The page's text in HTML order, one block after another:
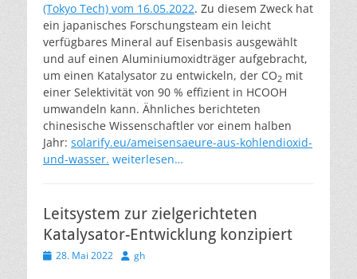
(Tokyo Tech) vom 16.05.2022. Zu diesem Zweck hat
ein japanisches Forschungsteam ein leicht
verfügbares Mineral auf Eisenbasis ausgewählt
und auf einen Aluminiumoxidträger aufgebracht,
um einen Katalysator zu entwickeln, der CO2 mit
einer Selektivität von 90 % effizient in HCOOH
umwandeln kann. Ähnliches berichteten
chinesische Wissenschaftler vor einem halben
Jahr: solarify.eu/ameisensaeure-aus-kohlendioxid-
und-wasser. weiterlesen…
Leitsystem zur zielgerichteten
Katalysator-Entwicklung konzipiert
Veröffentlicht
28. Mai 2022 Autor
gh